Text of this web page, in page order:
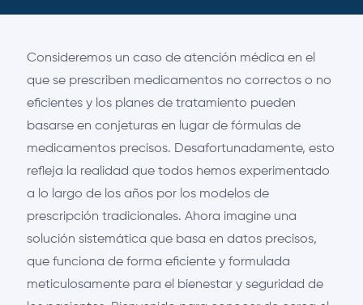
Consideremos un caso de atención médica en el
que se prescriben medicamentos no correctos o no
eficientes y los planes de tratamiento pueden
basarse en conjeturas en lugar de fórmulas de
medicamentos precisos. Desafortunadamente, esto
refleja la realidad que todos hemos experimentado
a lo largo de los años por los modelos de
prescripción tradicionales. Ahora imagine una
solución sistemática que basa en datos precisos,
que funciona de forma eficiente y formulada
meticulosamente para el bienestar y seguridad de